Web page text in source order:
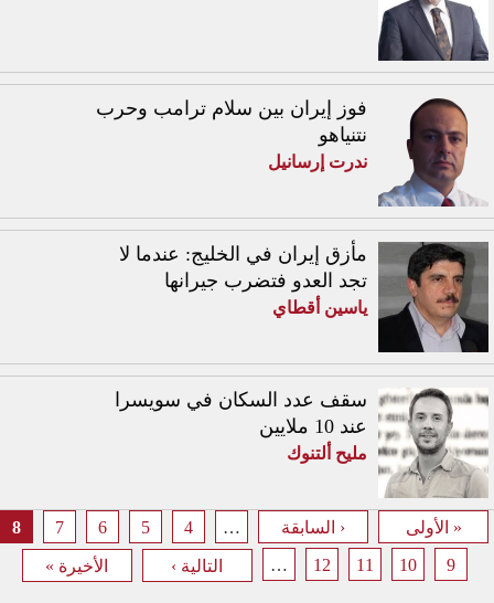
فوز إيران بين سلام ترامب وحرب
نتنياهو
ندرت إرسانيل
مأزق إيران في الخليج: عندما لا
تجد العدو فتضرب جيرانها
ياسين أقطاي
سقف عدد السكان في سويسرا
عند 10 ملايين
مليح ألتنوك
الصفحات
« الأولى ‹ السابقة …
4
5
6
7
8
9
10
11
12
… التالية › الأخيرة »